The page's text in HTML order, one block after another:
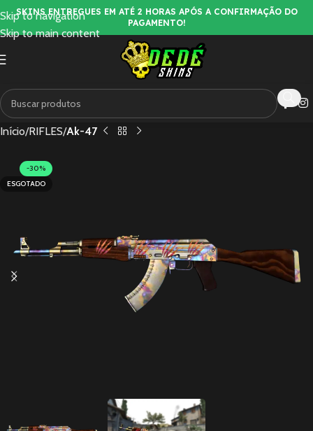
Skip to navigation
Skip to main content
SKINS ENTREGUES EM ATÉ 2 HORAS APÓS A CONFIRMAÇÃO DO
PAGAMENTO!
Início RIFLES Ak-47
-30%
ESGOTADO